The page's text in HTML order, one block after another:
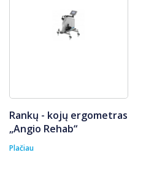
Rankų - kojų ergometras
„Angio Rehab“
Plačiau